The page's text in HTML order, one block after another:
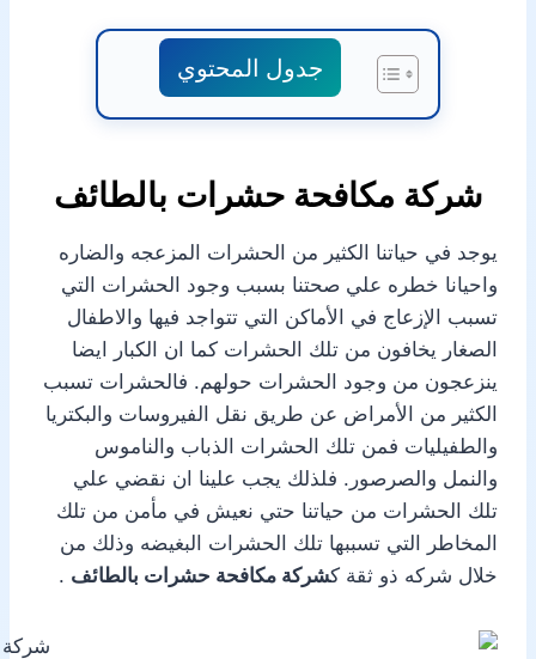
جدول المحتوي
شركة مكافحة حشرات بالطائف
يوجد في حياتنا الكثير من الحشرات المزعجه والضاره
واحيانا خطره علي صحتنا بسبب وجود الحشرات التي
تسبب الإزعاج في الأماكن التي تتواجد فيها والاطفال
الصغار يخافون من تلك الحشرات كما ان الكبار ايضا
ينزعجون من وجود الحشرات حولهم. فالحشرات تسبب
الكثير من الأمراض عن طريق نقل الفيروسات والبكتريا
والطفيليات فمن تلك الحشرات الذباب والناموس
والنمل والصرصور. فلذلك يجب علينا ان نقضي علي
تلك الحشرات من حياتنا حتي نعيش في مأمن من تلك
المخاطر التي تسببها تلك الحشرات البغيضه وذلك من
خلال شركه ذو ثقة كشركة مكافحة حشرات بالطائف .